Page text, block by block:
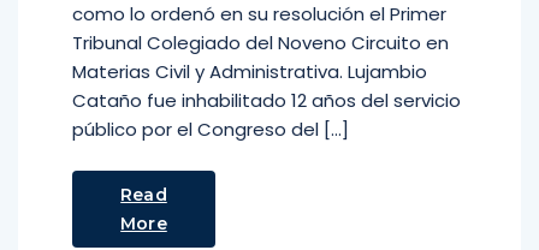
como lo ordenó en su resolución el Primer
Tribunal Colegiado del Noveno Circuito en
Materias Civil y Administrativa. Lujambio
Cataño fue inhabilitado 12 años del servicio
público por el Congreso del […]
Read
More